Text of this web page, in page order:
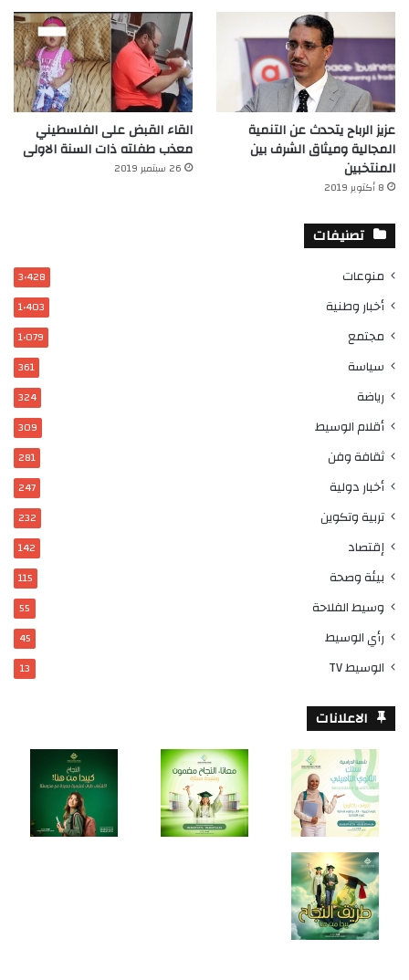
عزيز الرباح يتحدث عن التنمية
المجالية وميثاق الشرف بين
المنتخبين
8 أكتوبر 2019
القاء القبض على الفلسطيني
معذب طفلته ذات السنة الاولى
26 سبتمبر 2019
تصنيفات
منوعات 3٬428
أخبار وطنية 1٬403
مجتمع 1٬079
سياسة 361
رياضة 324
أقلام الوسيط 309
ثقافة وفن 281
أخبار دولية 247
تربية وتكوين 232
إقتصاد 142
بيئة وصحة 115
وسيط الفلاحة 55
رأي الوسيط 45
الوسيط TV 13
الاعلانات